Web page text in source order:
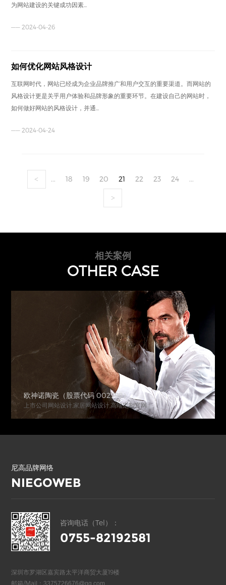
为网站建设的关键成功因素...
—— 2024-04-26
如何优化网站风格设计
互联网时代，网站已经成为企业品牌推广和用户交互的重要渠道。而网站的
风格设计更是关乎用户体验和品牌形象的重要环节。在建设自己的网站时，
如何做好网站的风格设计，并通...
—— 2024-04-24
< ... 18 19 20 21 22 23 24 ...
>
相关案例
OTHER CASE
欧神诺陶瓷（股票代码 002798）
上市公司网站设计,家居网站设计,高端定制官网
尼高品牌网络
NIEGOWEB
咨询电话（Tel）：
0755-82192581
深圳市罗湖区嘉宾路太平洋商贸大厦19楼
邮箱/Mail： 3375726676@qq.com